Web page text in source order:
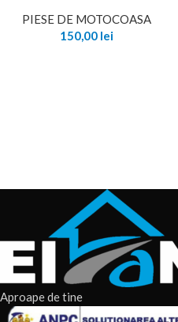
PIESE DE MOTOCOASA
150,00 lei
Aproape de tine